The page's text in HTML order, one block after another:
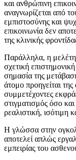
και ανθρώπινη
αναγνωρίζεται από
εμπιστοσύνης και
επικοινωνία δεν
της κλινικής
Παράλληλα, η
σχετική
σημασία της
άτομο προηγείται της
συμμετέχοντες
στιγματισμός όσο
ρεαλιστική, ισότιμη
Η γλώσσα στην
αποτελεί απλώς
εμπειρίας του